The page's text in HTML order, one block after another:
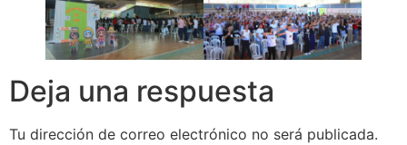
Deja una respuesta
Tu dirección de correo electrónico no será publicada.